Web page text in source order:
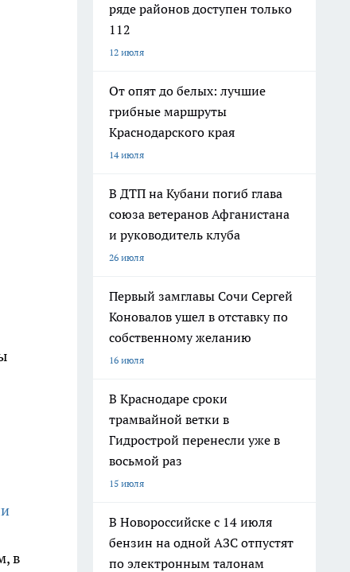
в
ряде районов доступен только
112
12 июля
От опят до белых: лучшие
грибные маршруты
Краснодарского края
14 июля
В ДТП на Кубани погиб глава
союза ветеранов Афганистана
и руководитель клуба
26 июля
Первый замглавы Сочи Сергей
Коновалов ушел в отставку по
собственному желанию
16 июля
В Краснодаре сроки
трамвайной ветки в
Гидрострой перенесли уже в
восьмой раз
15 июля
В Новороссийске с 14 июля
бензин на одной АЗС отпустят
по электронным талонам